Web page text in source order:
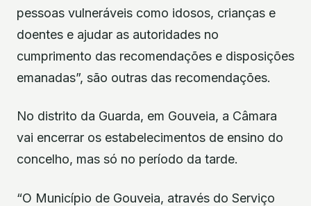
pessoas vulneráveis como idosos, crianças e
doentes e ajudar as autoridades no
cumprimento das recomendações e disposições
emanadas”, são outras das recomendações.
No distrito da Guarda, em Gouveia, a Câmara
vai encerrar os estabelecimentos de ensino do
concelho, mas só no período da tarde.
“O Município de Gouveia, através do Serviço